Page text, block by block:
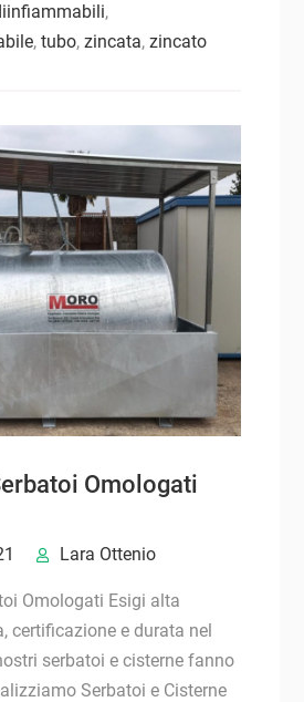
,
, tubo, zincata, zincato
Omologati
Lara Ottenio
Omologati Esigi alta
certificazione e durata nel
serbatoi e cisterne fanno
Serbatoi e Cisterne